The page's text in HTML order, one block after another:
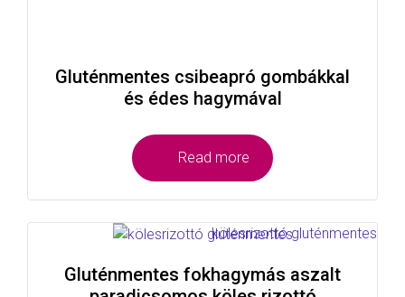
Gluténmentes csibeapró gombákkal
és édes hagymával
Read more
Gluténmentes fokhagymás aszalt